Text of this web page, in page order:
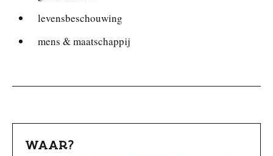
levensbeschouwing
mens & maatschappij
WAAR?